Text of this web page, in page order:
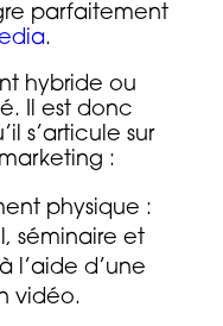
parfaitement
.
hybride ou
Il est donc
s’articule sur
:
physique :
séminaire et
l’aide d’une
vidéo.